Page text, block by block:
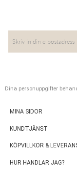
Dina personuppgifter
MINA SIDOR
KUNDTJÄNST
KÖPVILLKOR &
HUR HANDLAR JAG?